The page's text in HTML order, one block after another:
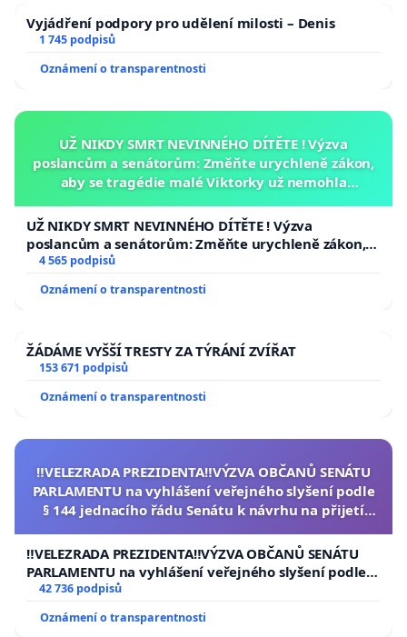
Vyjádření podpory pro udělení milosti – Denis
1 745 podpisů
Oznámení o transparentnosti
UŽ NIKDY SMRT NEVINNÉHO DÍTĚTE ! Výzva
poslancům a senátorům: Změňte urychleně zákon,
aby se tragédie malé Viktorky už nemohla
UŽ NIKDY SMRT NEVINNÉHO DÍTĚTE ! Výzva
poslancům a senátorům: Změňte urychleně zákon,
aby se tragédie malé Viktorky už nemohla opakovat!
4 565 podpisů
Oznámení o transparentnosti
ŽÁDÁME VYŠŠÍ TRESTY ZA TÝRÁNÍ ZVÍŘAT
153 671 podpisů
Oznámení o transparentnosti
‼️VELEZRADA PREZIDENTA‼️VÝZVA OBČANŮ SENÁTU
PARLAMENTU na vyhlášení veřejného slyšení podle
§ 144 jednacího řádu Senátu k návrhu na přijetí
republiky
‼️VELEZRADA PREZIDENTA‼️VÝZVA OBČANŮ SENÁTU
PARLAMENTU na vyhlášení veřejného slyšení podle §
144 jednacího řádu Senátu k návrhu na přijetí
usnesení k podání ústavní žaloby na prezidenta
republiky
42 736 podpisů
Oznámení o transparentnosti